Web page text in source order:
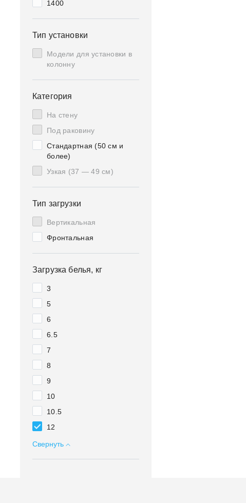
1400
Тип установки
Модели для установки в
колонну
Категория
На стену
Под раковину
Стандартная (50 см и
более)
Узкая (37 — 49 см)
Тип загрузки
Вертикальная
Фронтальная
Загрузка белья, кг
3
5
6
6.5
7
8
9
10
10.5
12
Свернуть